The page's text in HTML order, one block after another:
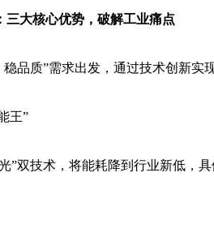
大核心优势，破解工业痛点
质”需求出发，通过技术创新实
王”
技术，将能耗降到行业新低，具